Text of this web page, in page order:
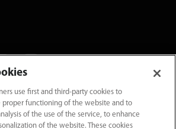
Germany GmbH
21 64293 Darmstadt
use first and third-party cookies to
proper functioning of the website and to
of the use of the service, to enhance
of the website. These cookies